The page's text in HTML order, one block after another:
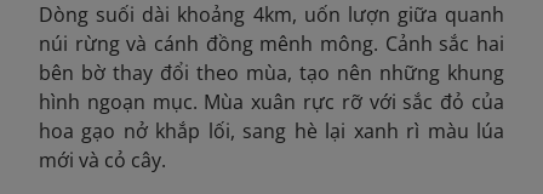
Dòng suối dài khoảng 4km, uốn lượn giữa quanh
núi rừng và cánh đồng mênh mông. Cảnh sắc hai
bên bờ thay đổi theo mùa, tạo nên những khung
hình ngoạn mục. Mùa xuân rực rỡ với sắc đỏ của
hoa gạo nở khắp lối, sang hè lại xanh rì màu lúa
mới và cỏ cây.